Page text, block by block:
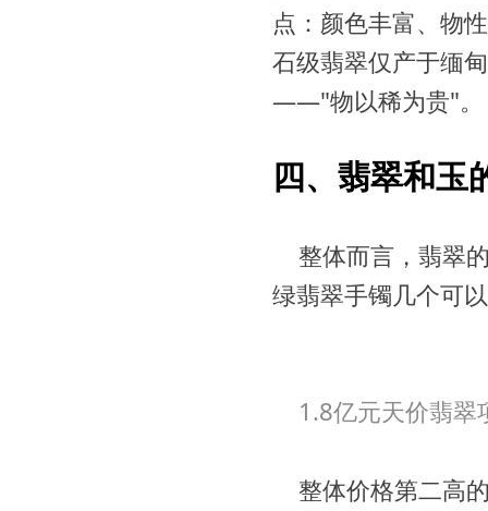
点：颜色丰富、物
石级翡翠仅产于缅
——"物以稀为贵"。
四、翡翠和玉
整体而言，翡翠
绿翡翠手镯几个可
1.8亿元天价翡翠
整体价格第二高